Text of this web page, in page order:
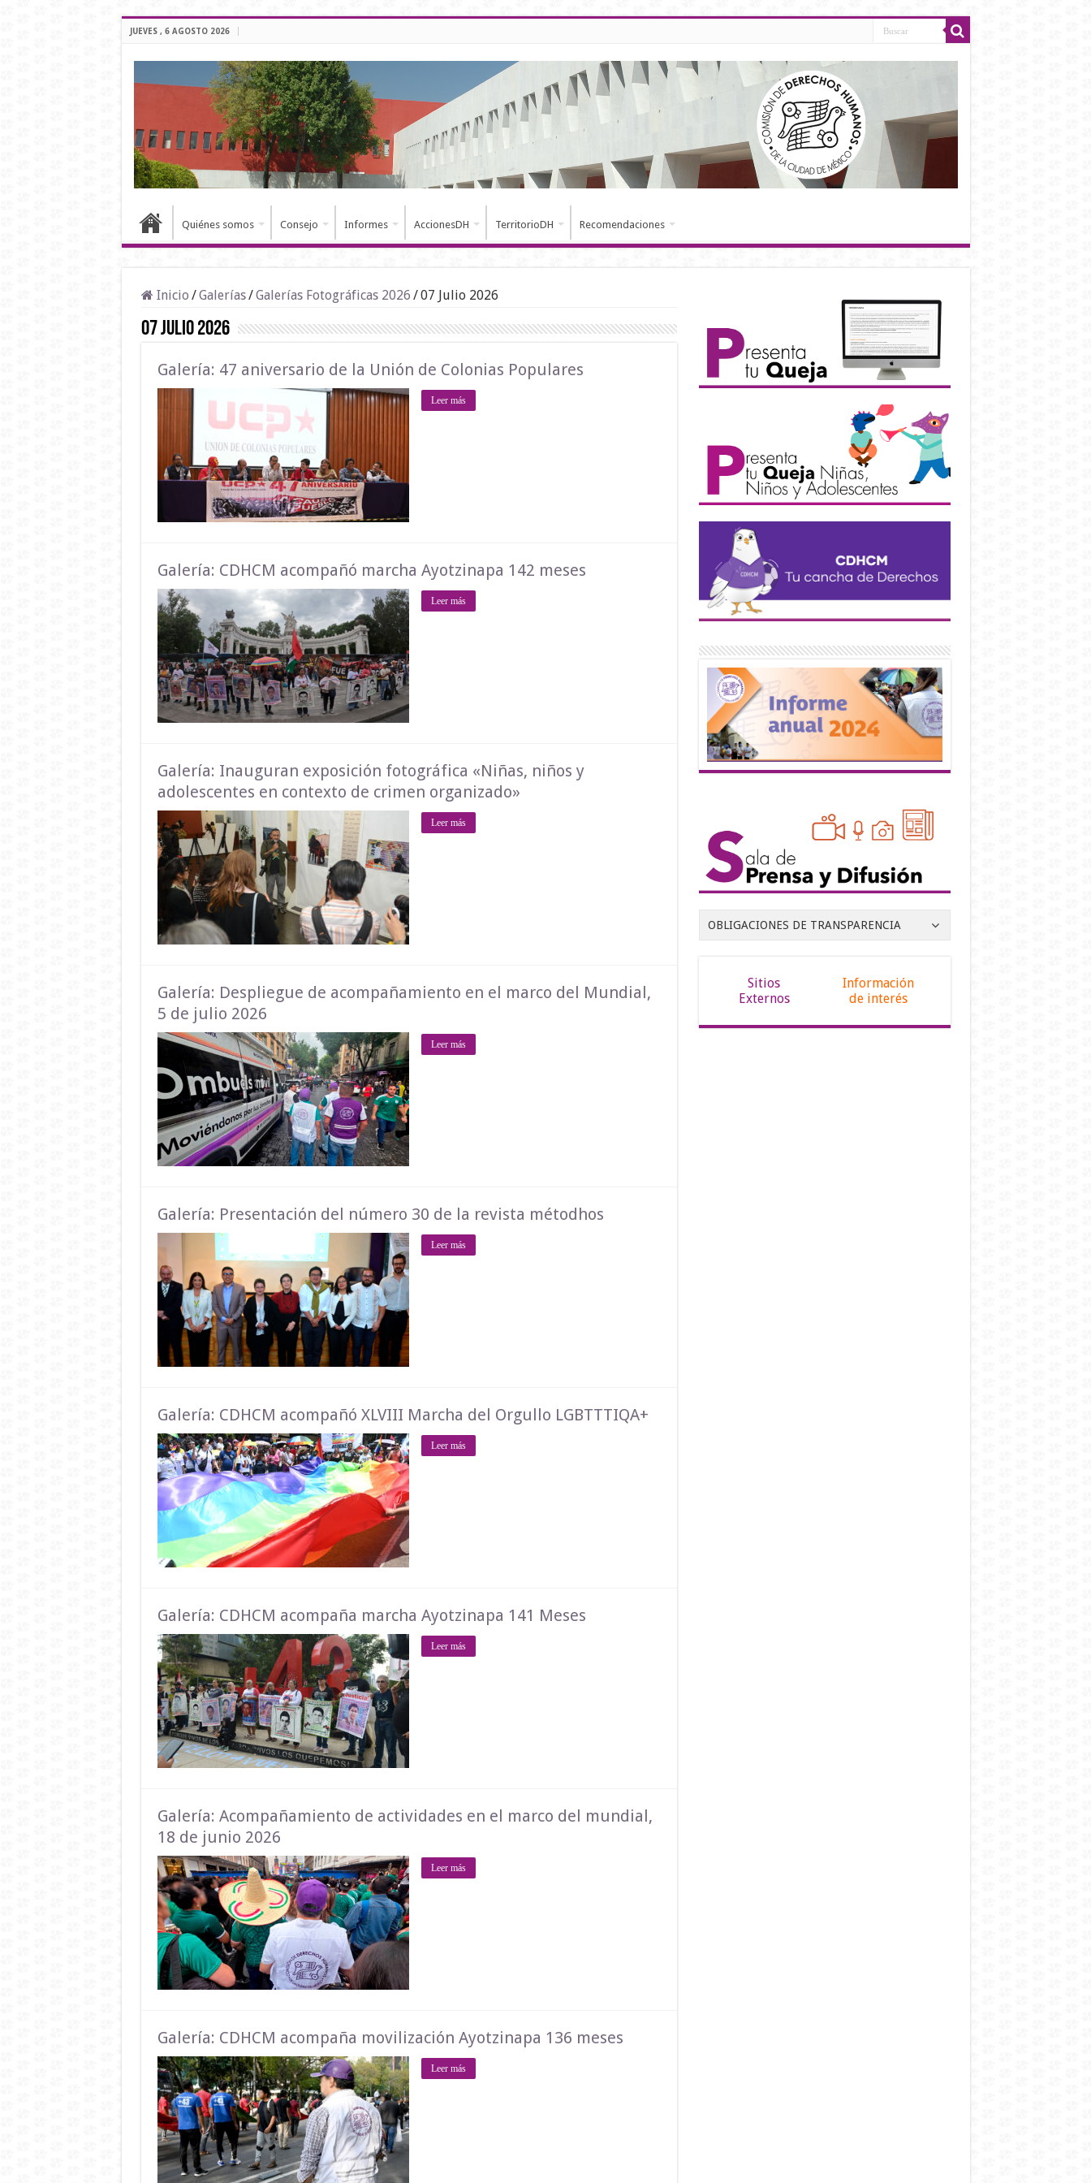
JUEVES , 6 AGOSTO 2026
Quiénes somos Consejo Informes AccionesDH TerritorioDH Recomendaciones
Inicio /Galerías/Galerías Fotográficas 2026 /07 Julio 2026
07 Julio 2026
Galería: 47 aniversario de la Unión de Colonias Populares
Leer más
Galería: CDHCM acompañó marcha Ayotzinapa 142 meses
Leer más
Galería: Inauguran exposición fotográfica «Niñas, niños y
adolescentes en contexto de crimen organizado»
Leer más
Galería: Despliegue de acompañamiento en el marco del Mundial,
5 de julio 2026
Leer más
Galería: Presentación del número 30 de la revista métodhos
Leer más
Galería: CDHCM acompañó XLVIII Marcha del Orgullo LGBTTTIQA+
Leer más
Galería: CDHCM acompaña marcha Ayotzinapa 141 Meses
Leer más
Galería: Acompañamiento de actividades en el marco del mundial,
18 de junio 2026
Leer más
Galería: CDHCM acompaña movilización Ayotzinapa 136 meses
Leer más
OBLIGACIONES DE TRANSPARENCIA
Sitios
Externos
Información
de interés